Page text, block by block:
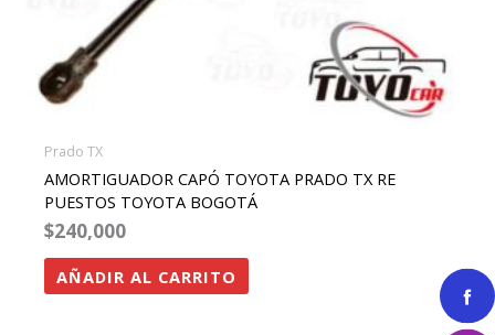
Prado TX
AMORTIGUADOR CAPÓ TOYOTA PRADO TX RE
PUESTOS TOYOTA BOGOTÁ
$240,000
AÑADIR AL CARRITO